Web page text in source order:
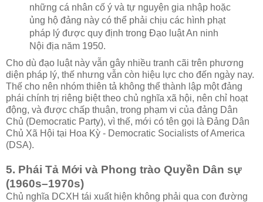
những cá nhân cố ý và tự nguyện gia nhập hoặc
ủng hộ đảng này có thể phải chịu các hình phạt
pháp lý được quy định trong Đạo luật An ninh
Nội địa năm 1950.
Cho dù đạo luật này vẫn gây nhiều tranh cãi trên phương
diện pháp lý, thế nhưng vẫn còn hiệu lực cho đến ngày nay.
Thế cho nên nhóm thiên tả không thể thành lập một đảng
phái chính trị riêng biệt theo chủ nghĩa xã hội, nên chỉ hoạt
động, và được chấp thuận, trong phạm vi của đảng Dân
Chủ (Democratic Party), vì thế, mới có tên gọi là Đảng Dân
Chủ Xã Hội tại Hoa Kỳ - Democratic Socialists of America
(DSA).
5. Phái Tả Mới và Phong trào Quyền Dân sự
(1960s–1970s)
Chủ nghĩa DCXH tái xuất hiện không phải qua con đường